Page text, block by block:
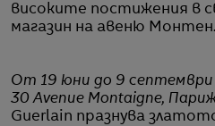
високите постижения в
магазин на авеню Монтен.
От 19 юни до 9 септември
30 Avenue Montaigne,
Guerlain празнува